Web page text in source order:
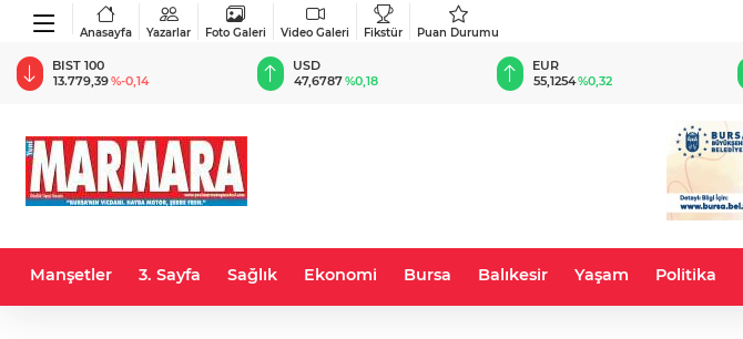
Anasayfa Yazarlar Foto Galeri Video Galeri Fikstür Puan Durumu
BIST 100
13.779,39%-0,14
USD
47,6787%0,18
EUR
55,1254%0,32
Manşetler 3. Sayfa Sağlık Ekonomi Bursa Balıkesir Yaşam Politika